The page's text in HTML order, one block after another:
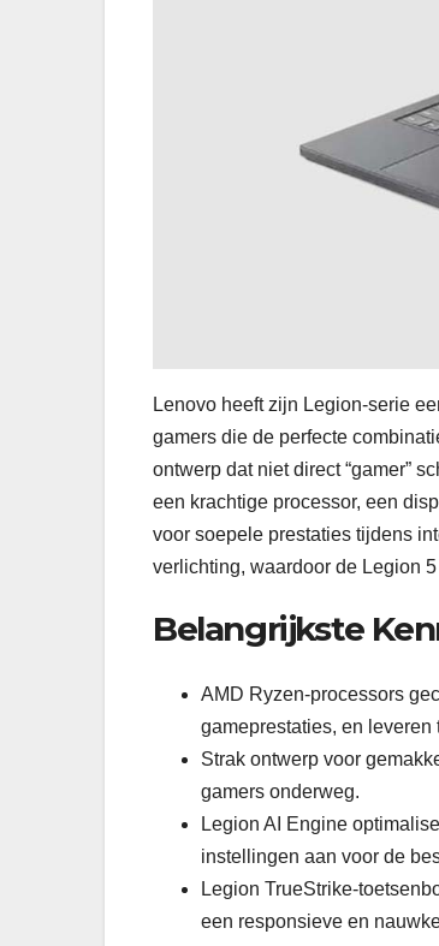
Lenovo heeft zijn Legion-serie
gamers die de perfecte
ontwerp dat niet direct “gamer”
een krachtige processor, een
voor soepele prestaties tijdens
verlichting, waardoor de Legion
Belangrijkste
AMD Ryzen-processors
gameprestaties, en leveren
Strak ontwerp voor
gamers onderweg.
Legion AI Engine
instellingen aan voor de
Legion TrueStrike-
een responsieve en